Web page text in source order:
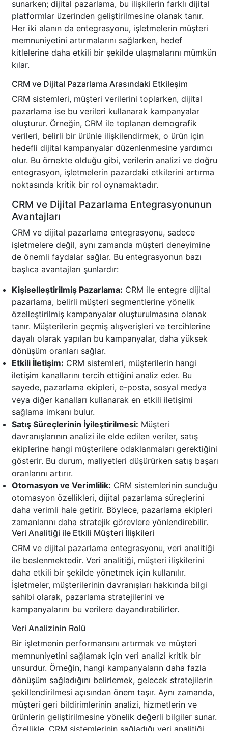
sunarken; dijital pazarlama, bu ilişkilerin farklı dijital
platformlar üzerinden geliştirilmesine olanak tanır.
Her iki alanın da entegrasyonu, işletmelerin müşteri
memnuniyetini artırmalarını sağlarken, hedef
kitlelerine daha etkili bir şekilde ulaşmalarını mümkün
kılar.
CRM ve Dijital Pazarlama Arasındaki Etkileşim
CRM sistemleri, müşteri verilerini toplarken, dijital
pazarlama ise bu verileri kullanarak kampanyalar
oluşturur. Örneğin, CRM ile toplanan demografik
verileri, belirli bir ürünle ilişkilendirmek, o ürün için
hedefli dijital kampanyalar düzenlenmesine yardımcı
olur. Bu örnekte olduğu gibi, verilerin analizi ve doğru
entegrasyon, işletmelerin pazardaki etkilerini artırma
noktasında kritik bir rol oynamaktadır.
CRM ve Dijital Pazarlama Entegrasyonunun
Avantajları
CRM ve dijital pazarlama entegrasyonu, sadece
işletmelere değil, aynı zamanda müşteri deneyimine
de önemli faydalar sağlar. Bu entegrasyonun bazı
başlıca avantajları şunlardır:
Kişiselleştirilmiş Pazarlama: CRM ile entegre dijital
pazarlama, belirli müşteri segmentlerine yönelik
özelleştirilmiş kampanyalar oluşturulmasına olanak
tanır. Müşterilerin geçmiş alışverişleri ve tercihlerine
dayalı olarak yapılan bu kampanyalar, daha yüksek
dönüşüm oranları sağlar.
Etkili İletişim: CRM sistemleri, müşterilerin hangi
iletişim kanallarını tercih ettiğini analiz eder. Bu
sayede, pazarlama ekipleri, e-posta, sosyal medya
veya diğer kanalları kullanarak en etkili iletişimi
sağlama imkanı bulur.
Satış Süreçlerinin İyileştirilmesi: Müşteri
davranışlarının analizi ile elde edilen veriler, satış
ekiplerine hangi müşterilere odaklanmaları gerektiğini
gösterir. Bu durum, maliyetleri düşürürken satış başarı
oranlarını artırır.
Otomasyon ve Verimlilik: CRM sistemlerinin sunduğu
otomasyon özellikleri, dijital pazarlama süreçlerini
daha verimli hale getirir. Böylece, pazarlama ekipleri
zamanlarını daha stratejik görevlere yönlendirebilir.
Veri Analitiği ile Etkili Müşteri İlişkileri
CRM ve dijital pazarlama entegrasyonu, veri analitiği
ile beslenmektedir. Veri analitiği, müşteri ilişkilerini
daha etkili bir şekilde yönetmek için kullanılır.
İşletmeler, müşterilerinin davranışları hakkında bilgi
sahibi olarak, pazarlama stratejilerini ve
kampanyalarını bu verilere dayandırabilirler.
Veri Analizinin Rolü
Bir işletmenin performansını artırmak ve müşteri
memnuniyetini sağlamak için veri analizi kritik bir
unsurdur. Örneğin, hangi kampanyaların daha fazla
dönüşüm sağladığını belirlemek, gelecek stratejilerin
şekillendirilmesi açısından önem taşır. Aynı zamanda,
müşteri geri bildirimlerinin analizi, hizmetlerin ve
ürünlerin geliştirilmesine yönelik değerli bilgiler sunar.